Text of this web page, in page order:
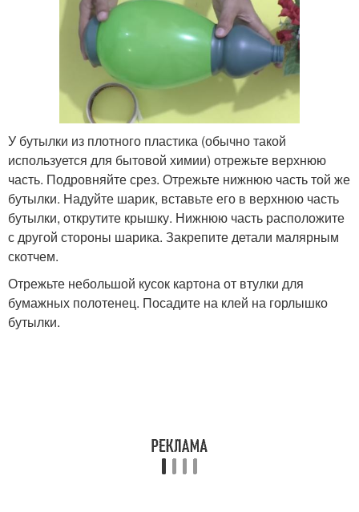
У бутылки из плотного пластика (обычно такой
используется для бытовой химии) отрежьте верхнюю
часть. Подровняйте срез. Отрежьте нижнюю часть той же
бутылки. Надуйте шарик, вставьте его в верхнюю часть
бутылки, открутите крышку. Нижнюю часть расположите
с другой стороны шарика. Закрепите детали малярным
скотчем.
Отрежьте небольшой кусок картона от втулки для
бумажных полотенец. Посадите на клей на горлышко
бутылки.